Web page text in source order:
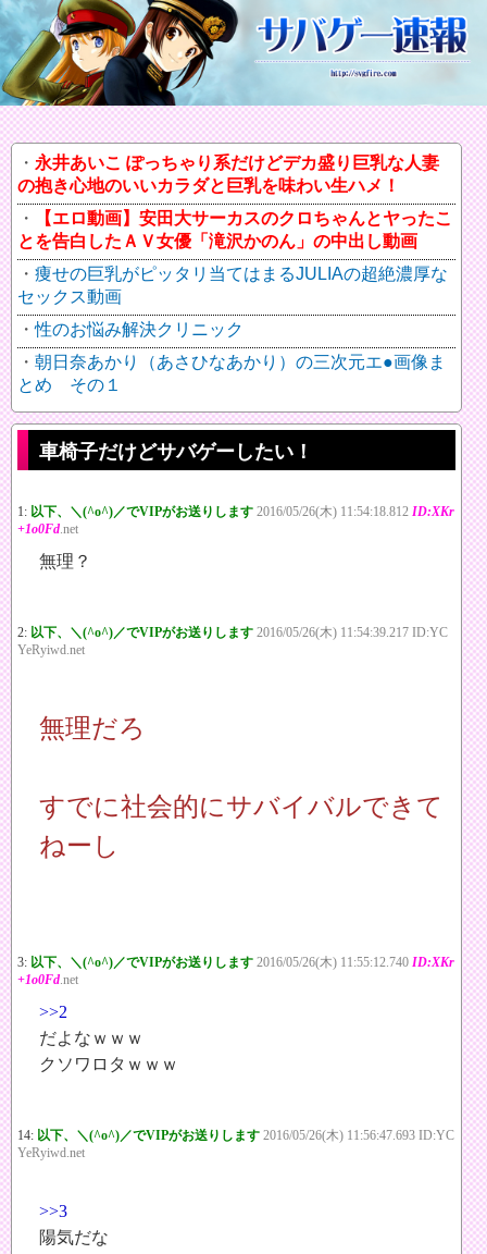
永井あいこ ぽっちゃり系だけどデカ盛り巨乳な人妻
の抱き心地のいいカラダと巨乳を味わい生ハメ！
【エロ動画】安田大サーカスのクロちゃんとヤったこ
とを告白したＡＶ女優「滝沢かのん」の中出し動画
痩せの巨乳がピッタリ当てはまるJULIAの超絶濃厚な
セックス動画
性のお悩み解決クリニック
朝日奈あかり（あさひなあかり）の三次元エ●画像ま
とめ その１
車椅子だけどサバゲーしたい！
1: 以下、＼(^o^)／でVIPがお送りします 2016/05/26(木) 11:54:18.812 ID:XKr
+1o0Fd.net
無理？
2: 以下、＼(^o^)／でVIPがお送りします 2016/05/26(木) 11:54:39.217 ID:YC
YeRyiwd.net
無理だろ
すでに社会的にサバイバルできて
ねーし
3: 以下、＼(^o^)／でVIPがお送りします 2016/05/26(木) 11:55:12.740 ID:XKr
+1o0Fd.net
>>2
だよなｗｗｗ
クソワロタｗｗｗ
14: 以下、＼(^o^)／でVIPがお送りします 2016/05/26(木) 11:56:47.693 ID:YC
YeRyiwd.net
>>3
陽気だな